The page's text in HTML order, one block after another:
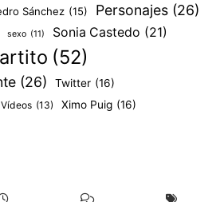
Sánchez (15) Personajes (26)
sexo (11) Sonia Castedo (21)
(52)
(26) Twitter (16)
Vídeos (13) Ximo Puig (16)